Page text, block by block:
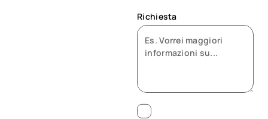
Richiesta